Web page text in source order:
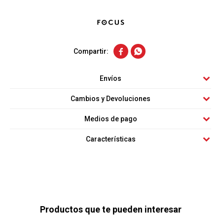
 
Envíos
Cambios y Devoluciones
Medios de pago
Características
Productos que te pueden interesar